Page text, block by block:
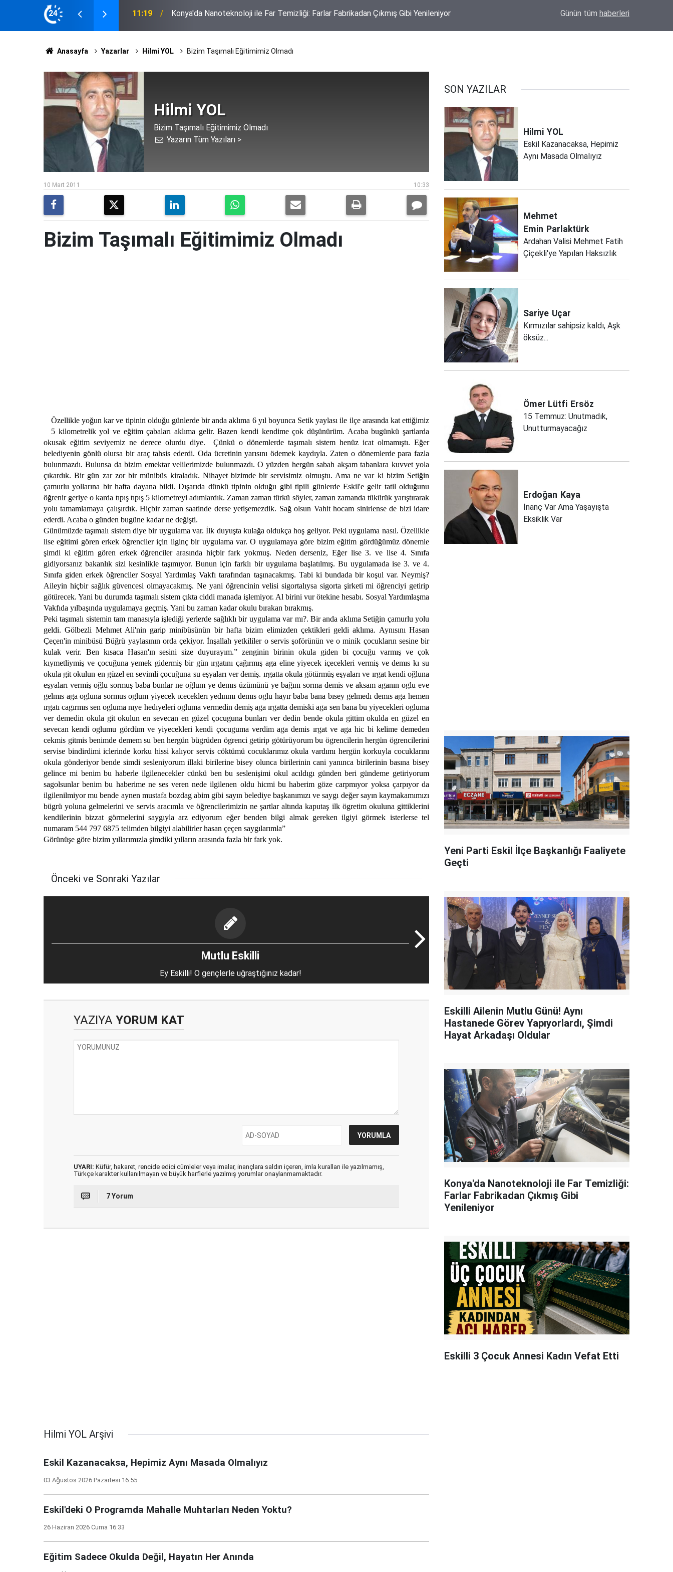
24
Çıkmış Gibi Yenileniyor 22:52 Eskilli 3 Çocuk Annesi Kadın Vefat Etti Eskil Semt Pazarında Soğan Tepkisi! 300
Günün tüm haberleri
Anasayfa Yazarlar Hilmi YOL Bizim Taşımalı Eğitimimiz Olmadı
Hilmi YOL
Bizim Taşımalı Eğitimimiz Olmadı
Yazarın Tüm Yazıları >
10:33
10 Mart 2011
Bizim Taşımalı Eğitimimiz Olmadı
Özellikle yoğun kar ve tipinin olduğu günlerde bir anda aklıma 6 yıl boyunca Setik yaylası ile ilçe arasında kat ettiğimiz
5 kilometrelik yol ve eğitim çabaları aklıma gelir. Bazen kendi kendime çok düşünürüm. Acaba bugünkü şartlarda
okusak eğitim seviyemiz ne derece olurdu diye. Çünkü o dönemlerde taşımalı sistem henüz icat olmamıştı. Eğer
belediyenin gönlü olursa bir araç tahsis ederdi. Oda ücretinin yarısını ödemek kaydıyla. Zaten o dönemlerde para fazla
bulunmazdı. Bulunsa da bizim emektar velilerimizde bulunmazdı. O yüzden hergün sabah akşam tabanlara kuvvet yola
çıkardık. Bir gün zar zor bir münibüs kiraladık. Nihayet bizimde bir servisimiz olmuştu. Ama ne var ki bizim Setiğin
çamurlu yollarına bir hafta dayana bildi. Dışarıda dünkü tipinin olduğu gibi tipili günlerde Eskil'e gelir tatil olduğunu
öğrenir geriye o karda tıpış tıpış 5 kilometreyi adımlardık. Zaman zaman türkü söyler, zaman zamanda tükürük yarıştırarak
yolu tamamlamaya çalışırdık. Hiçbir zaman saatinde derse yetişemezdik. Sağ olsun Vahit hocam sinirlense de bizi idare
ederdi. Acaba o günden bugüne kadar ne değişti.
Günümüzde taşımalı sistem diye bir uygulama var. İlk duyuşta kulağa oldukça hoş geliyor. Peki uygulama nasıl. Özellikle
lise eğitimi gören erkek öğrenciler için ilginç bir uygulama var. O uygulamaya göre bizim eğitim gördüğümüz dönemle
şimdi ki eğitim gören erkek öğrenciler arasında hiçbir fark yokmuş. Neden derseniz, Eğer lise 3. ve lise 4. Sınıfa
gidiyorsanız bakanlık sizi kesinlikle taşımıyor. Bunun için farklı bir uygulama başlatılmış. Bu uygulamada ise 3. ve 4.
Sınıfa giden erkek öğrenciler Sosyal Yardımlaş Vakfı tarafından taşınacakmış. Tabi ki bundada bir koşul var. Neymiş?
Aileyin hiçbir sağlık güvencesi olmayacakmış. Ne yani öğrencinin velisi sigortalıysa sigorta şirketi mi öğrenciyi getirip
götürecek. Yani bu durumda taşımalı sistem çıkta ciddi manada işlemiyor. Al birini vur ötekine hesabı. Sosyal Yardımlaşma
Vakfıda yılbaşında uygulamaya geçmiş. Yani bu zaman kadar okulu bırakan bırakmış.
Peki taşımalı sistemin tam manasıyla işlediği yerlerde sağlıklı bir uygulama var mı?. Bir anda aklıma Setiğin çamurlu yolu
geldi. Gölbezli Mehmet Ali'nin garip minibüsünün bir hafta bizim elimizden çektikleri geldi aklıma. Aynısını Hasan
Çeçen'in minibüsü Büğrü yaylasının orda çekiyor. İnşallah yetkililer o servis şoförünün ve o minik çocukların sesine bir
kulak verir. Ben kısaca Hasan'ın sesini size duyurayım.” zenginin birinin okula giden bi çocuğu varmış ve çok
kıymetliymiş ve çocuğuna yemek gidermiş bir gün ırgatını çağırmış aga eline yiyecek içecekleri vermiş ve demıs kı su
okula git okulun en güzel en sevimli çocuğuna su eşyaları ver demiş. ırgatta okula götürmüş eşyaları ve ırgat kendi oğluna
eşyaları vermiş oğlu sormuş baba bunlar ne oğlum ye demıs üzümünü ye bağını sorma demis ve aksam aganın oglu eve
gelmıs aga ogluna sormus oglum yiyecek ıceceklerı yedınmı demıs oglu hayır baba bana bısey gelmedı demıs aga hemen
ırgatı cagırmıs sen ogluma nıye hedıyeleri ogluma vermedin demiş aga ırgatta demiski aga sen bana bu yiyecekleri ogluma
ver demedin okula git okulun en sevecan en güzel çocuguna bunları ver dedin bende okula gittim okulda en güzel en
sevecan kendi oglumu gördüm ve yiyecekleri kendi çocuguma verdim aga demis ırgat ve aga hic bi kelime demeden
cekmis gitmis benimde demem su ben hergün bügrüden ögrenci getirip götürüyorum bu ögrencilerin hergün ögrencilerini
servise bindirdimi iclerinde korku hissi kalıyor servis cöktümü cocuklarımız okula vardımı hergün korkuyla cocuklarını
okula gönderiyor bende simdi sesleniyorum illaki birilerine bisey olunca birilerinin cani yanınca birilerinin basına bisey
gelince mi benim bu haberle ilgilenecekler cünkü ben bu seslenişimi okul acıldıgı günden beri gündeme getiriyorum
sagolsunlar benim bu haberime ne ses veren nede ilgilenen oldu hicmi bu haberim göze carpmıyor yoksa çarpıyor da
ilgilenilmiyor mu bende aynen mustafa bozdag abim gibi sayın belediye başkanımızı ve saygı değer sayın kaymakamımızı
bügrü yoluna gelmelerini ve servis aracımla ve öğrencilerimizin ne şartlar altında kaputaş ilk ögretim okuluna gittiklerini
kendilerinin bizzat görmelerini saygıyla arz ediyorum eğer benden bilgi almak gereken ilgiyi görmek isterlerse tel
numaram 544 797 6875 telimden bilgiyi alabilirler hasan çeçen saygılarımla”
Görünüşe göre bizim yıllarımızla şimdiki yılların arasında fazla bir fark yok.
Önceki ve Sonraki Yazılar
Mutlu Eskilli
Ey Eskilli! O gençlerle uğraştığınız kadar!
YAZIYA YORUM KAT
UYARI: Küfür, hakaret, rencide edici cümleler veya imalar, inançlara saldırı içeren, imla kuralları ile yazılmamış,
Türkçe karakter kullanılmayan ve büyük harflerle yazılmış yorumlar onaylanmamaktadır.
7 Yorum
Hilmi YOL Arşivi
Eskil Kazanacaksa, Hepimiz Aynı Masada Olmalıyız
03 Ağustos 2026 Pazartesi 16:55
Eskil'deki O Programda Mahalle Muhtarları Neden Yoktu?
26 Haziran 2026 Cuma 16:33
Eğitim Sadece Okulda Değil, Hayatın Her Anında
SON YAZILAR
Hilmi YOL
Eskil Kazanacaksa, Hepimiz
Aynı Masada Olmalıyız
Mehmet
Emin Parlaktürk
Ardahan Valisi Mehmet Fatih
Çiçekli'ye Yapılan Haksızlık
Sariye Uçar
Kırmızılar sahipsiz kaldı, Aşk
öksüz...
Ömer Lütfi Ersöz
15 Temmuz: Unutmadık,
Unutturmayacağız
Erdoğan Kaya
İnanç Var Ama Yaşayışta
Eksiklik Var
Yeni Parti Eskil İlçe Başkanlığı Faaliyete
Geçti
Eskilli Ailenin Mutlu Günü! Aynı
Hastanede Görev Yapıyorlardı, Şimdi
Hayat Arkadaşı Oldular
Konya'da Nanoteknoloji ile Far Temizliği:
Farlar Fabrikadan Çıkmış Gibi
Yenileniyor
Eskilli 3 Çocuk Annesi Kadın Vefat Etti